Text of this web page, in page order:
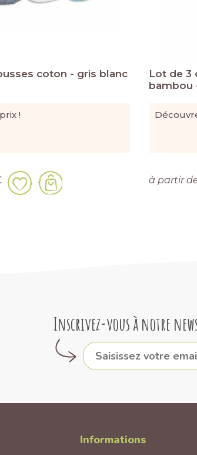
coton - gris blanc
!
Lot de 3
bambou
à partir
Inscrivez-vous à notre
Informations